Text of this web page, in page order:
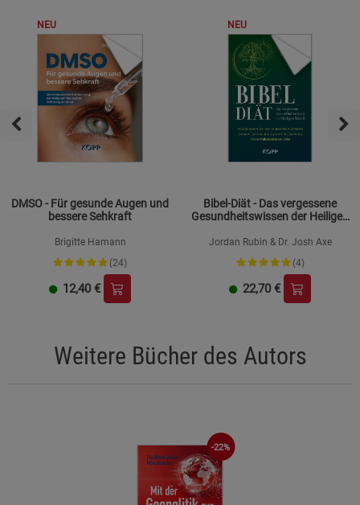
NEU
DMSO - Für gesunde Augen und
bessere Sehkraft
Brigitte Hamann
(24)
12,40 €
NEU
Bibel-Diät - Das vergessene
Gesundheitswissen der Heiligen
Jordan Rubin & Dr. Josh Axe
(4)
22,70 €
Weitere Bücher des Autors
-22%